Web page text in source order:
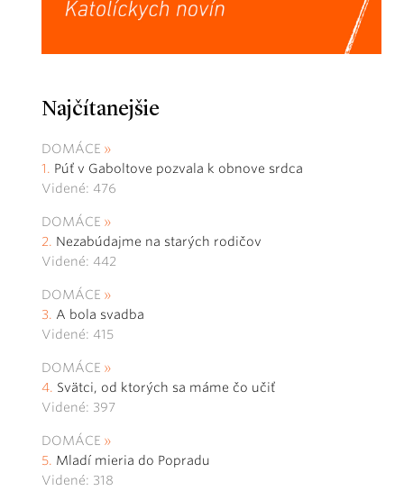
Najčítanejšie
DOMÁCE
Púť v Gaboltove pozvala k obnove srdca
Videné: 476
DOMÁCE
Nezabúdajme na starých rodičov
Videné: 442
DOMÁCE
A bola svadba
Videné: 415
DOMÁCE
Svätci, od ktorých sa máme čo učiť
Videné: 397
DOMÁCE
Mladí mieria do Popradu
Videné: 318